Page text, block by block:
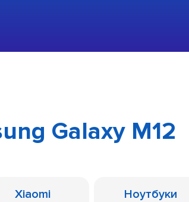
Galaxy M12
Xiaomi Ноутбуки